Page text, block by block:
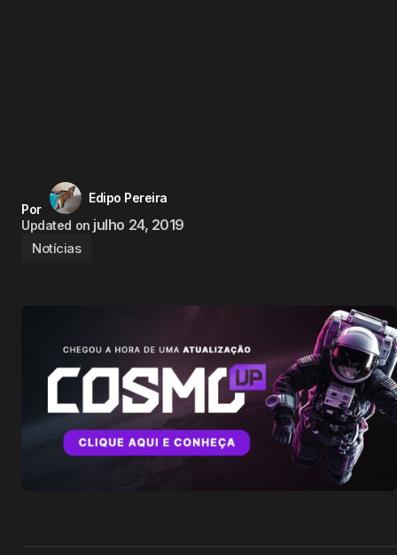
Por
Edipo Pereira
Updated on julho 24, 2019
Notícias